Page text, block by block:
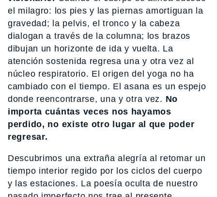
el milagro: los pies y las piernas amortiguan la
gravedad; la pelvis, el tronco y la cabeza
dialogan a través de la columna; los brazos
dibujan un horizonte de ida y vuelta. La
atención sostenida regresa una y otra vez al
núcleo respiratorio. El origen del yoga no ha
cambiado con el tiempo. El asana es un espejo
donde reencontrarse, una y otra vez. No
importa cuántas veces nos hayamos
perdido, no existe otro lugar al que poder
regresar.
Descubrimos una extraña alegría al retomar un
tiempo interior regido por los ciclos del cuerpo
y las estaciones. La poesía oculta de nuestro